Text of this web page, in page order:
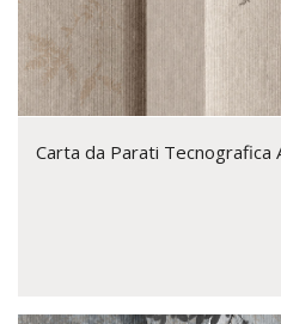
Carta da Parati Tecnografica